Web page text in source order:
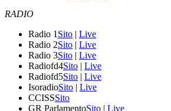
RADIO
Radio 1 Sito | Live
Radio 2Sito | Live
Radio 3Sito | Live
Radiofd4Sito | Live
Radiofd5Sito | Live
IsoradioSito | Live
CCISSSito
GR ParlamentoSito | Live